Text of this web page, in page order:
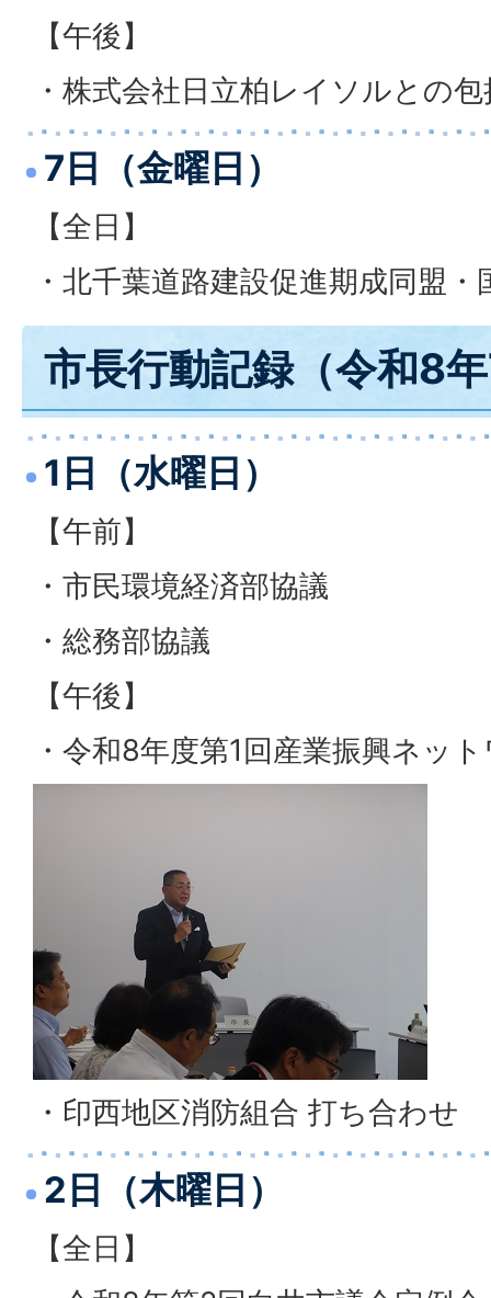
【午後】
・株式会社日立柏レイソルとの
7日（金曜日）
【全日】
・北千葉道路建設促進期成同盟
市長行動記録（令和8
1日（水曜日）
【午前】
・市民環境経済部協議
・総務部協議
【午後】
・令和8年度第1回産業振興ネッ
・印西地区消防組合 打ち合わせ
2日（木曜日）
【全日】